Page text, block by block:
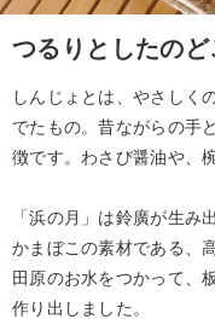
つるりとしたのど
しんじょとは、やさしく
でたもの。昔ながらの手
徴です。わさび醤油や、
「浜の月」は鈴廣が生み
かまぼこの素材である、
田原のお水をつかって、
作り出しました。